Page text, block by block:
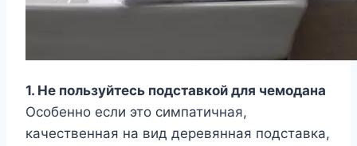
1. Не пользуйтесь подставкой для чемодана
Особенно если это симпатичная,
качественная на вид деревянная подставка,